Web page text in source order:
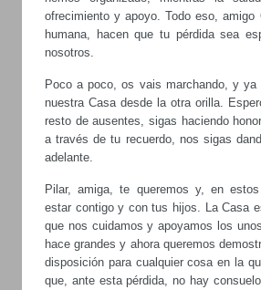
ofrecimiento y apoyo. Todo eso,
humana, hacen que tu pérdida sea
nosotros.
Poco a poco, os vais marchando, y
nuestra Casa desde la otra orilla.
resto de ausentes, sigas haciendo
a través de tu recuerdo, nos sigas
adelante.
Pilar, amiga, te queremos y, en
estar contigo y con tus hijos. La Casa
que nos cuidamos y apoyamos los
hace grandes y ahora queremos
disposición para cualquier cosa en la
que, ante esta pérdida, no hay